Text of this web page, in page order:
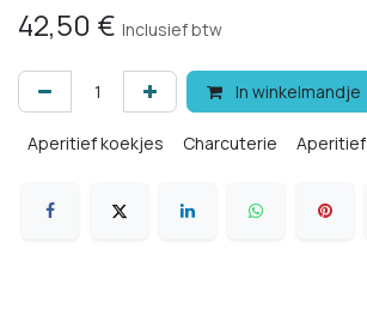
42,50 € Inclusief btw
In winkelmandje
Aperitief koekjes Charcuterie Aperitief